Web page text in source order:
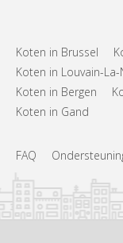
Koten in Brussel
Koten in Louvain-La-
Koten in Bergen
Koten in Gand
FAQ